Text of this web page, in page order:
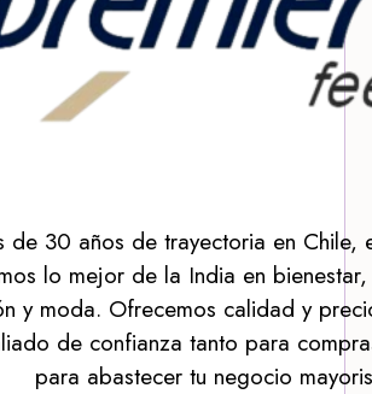
de 30 años de trayectoria en Chile,
lo mejor de la India en
y moda. Ofrecemos calidad y
de confianza tanto para
para abastecer tu negocio